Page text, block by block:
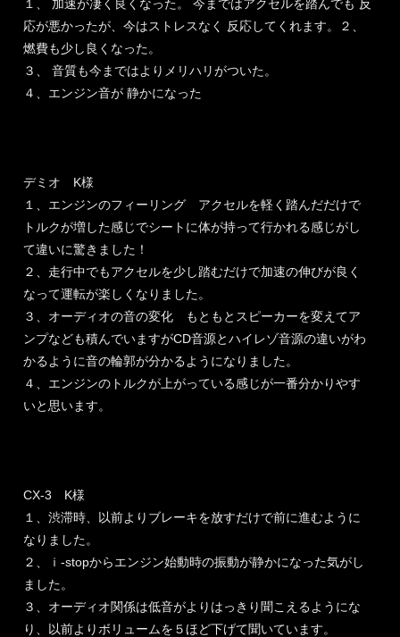
１、 加速が凄く良くなった。 今まではアクセルを踏んでも 反
応が悪かったが、今はストレスなく 反応してくれます。２、
燃費も少し良くなった。
３、 音質も今まではよりメリハリがついた。
４、エンジン音が 静かになった
デミオ K様
１、エンジンのフィーリング アクセルを軽く踏んだだけで
トルクが増した感じでシートに体が持って行かれる感じがし
て違いに驚きました！
２、走行中でもアクセルを少し踏むだけで加速の伸びが良く
なって運転が楽しくなりました。
３、オーディオの音の変化 もともとスピーカーを変えてア
ンプなども積んでいますがCD音源とハイレゾ音源の違いがわ
かるように音の輪郭が分かるようになりました。
４、エンジンのトルクが上がっている感じが一番分かりやす
いと思います。
CX-3 K様
１、渋滞時、以前よりブレーキを放すだけで前に進むように
なりました。
２、ｉ-stopからエンジン始動時の振動が静かになった気がし
ました。
３、オーディオ関係は低音がよりはっきり聞こえるようにな
り、以前よりボリュームを５ほど下げて聞いています。